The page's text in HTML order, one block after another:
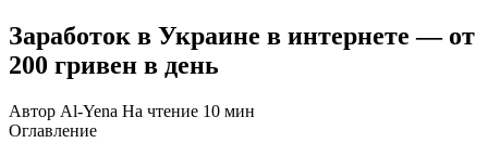
Заработок в Украине в интернете — от
200 гривен в день
Автор Al-Yena На чтение 10 мин
Оглавление